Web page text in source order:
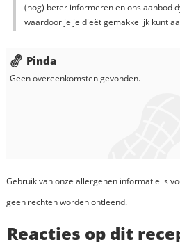
(nog) beter informeren en ons aanbod
waardoor je je dieët gemakkelijk kunt
Pinda
Geen overeenkomsten gevonden.
Gebruik van onze allergenen informatie is
geen rechten worden ontleend.
Reacties op dit